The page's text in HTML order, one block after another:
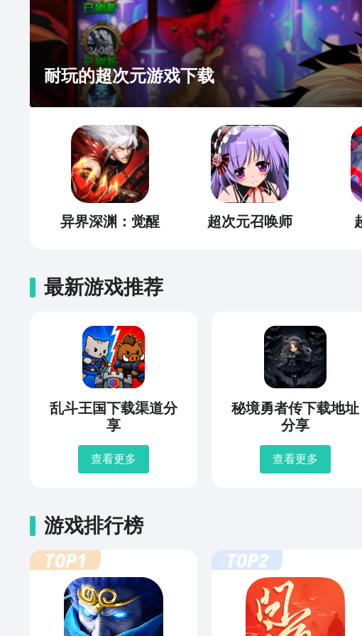
耐玩的超次元游戏下载
异界深渊：觉醒 超次元召唤师
最新游戏推荐
乱斗王国下载渠道分
享
查看更多
秘境勇者传下载地址
分享
查看更多
游戏排行榜